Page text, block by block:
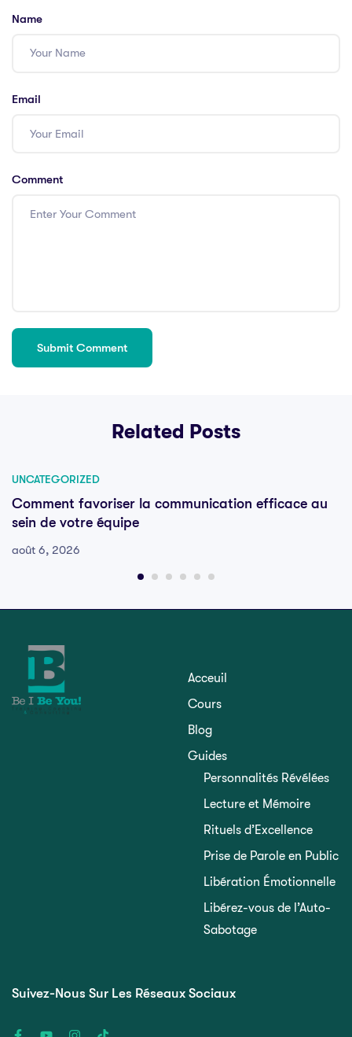
Name
Email
Comment
Related Posts
UNCATEGORIZED
Comment favoriser la communication efficace au
sein de votre équipe
août 6, 2026
Acceuil
Cours
Blog
Guides
Personnalités Révélées
Lecture et Mémoire
Rituels d’Excellence
Prise de Parole en Public
Libération Émotionnelle
Libérez-vous de l’Auto-
Sabotage
Suivez-Nous Sur Les Réseaux Sociaux